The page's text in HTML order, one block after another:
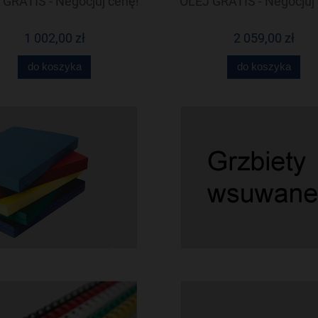
1 002,00 zł
do koszyka
2 059,00 zł
do koszyka